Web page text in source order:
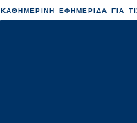
ΚΑΘΗΜΕΡΙΝΗ ΕΦΗΜΕΡΙΔΑ ΓΙΑ